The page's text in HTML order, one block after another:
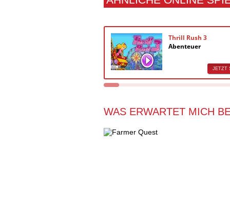
Thrill Rush 3
Abenteuer
JETZT
WAS ERWARTET MICH